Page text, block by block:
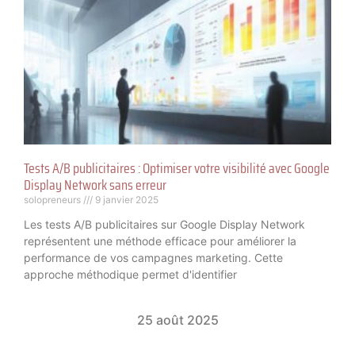
Tests A/B publicitaires : Optimiser votre visibilité avec Google
Display Network sans erreur
solopreneurs 9 janvier 2025
Les tests A/B publicitaires sur Google Display Network
représentent une méthode efficace pour améliorer la
performance de vos campagnes marketing. Cette
approche méthodique permet d'identifier
25 août 2025